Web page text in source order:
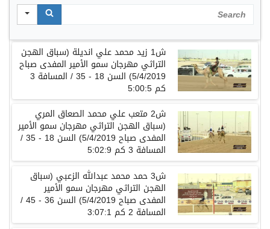
Search
ش1 زيد محمد علي انديلة (سباق الهجن
التراثي مهرجان سمو الأمير المفدى صباح
5/4/2019) السن 18 - 35 / المسافة 3
كم 5:00:5
ش2 متعب علي محمد الصعاق المري
(سباق الهجن التراثي مهرجان سمو الأمير
المفدى صباح 5/4/2019) السن 18 - 35 /
المسافة 3 كم 5:02:9
ش3 حمد محمد عبدالله الزعبي (سباق
الهجن التراثي مهرجان سمو الأمير
المفدى صباح 5/4/2019) السن 36 - 45 /
المسافة 2 كم 3:07:1